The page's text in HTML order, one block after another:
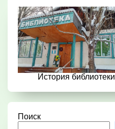
История библиотеки
Поиск